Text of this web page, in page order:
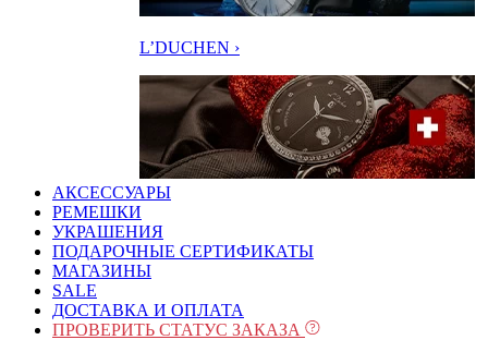
L’DUCHEN ›
АКСЕССУАРЫ
РЕМЕШКИ
УКРАШЕНИЯ
ПОДАРОЧНЫЕ СЕРТИФИКАТЫ
МАГАЗИНЫ
SALE
ДОСТАВКА И ОПЛАТА
ПРОВЕРИТЬ СТАТУС ЗАКАЗА